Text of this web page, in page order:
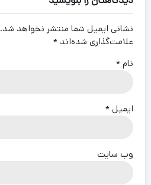
نشانی ایمیل شما منتشر نخواهد شد.
علامت‌گذاری شده‌اند *
نام*
ایمیل*
وب‌ سایت